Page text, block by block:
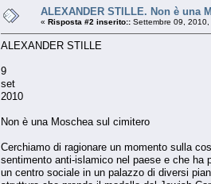
ALEXANDER STILLE. Non è una
« Risposta #2 inserito:: Settembre 09,
ALEXANDER STILLE
9
set
2010
Non è una Moschea sul cimitero
Cerchiamo di ragionare un momento sulla
sentimento anti-islamico nel paese e che ha
un centro sociale in un palazzo di diversi